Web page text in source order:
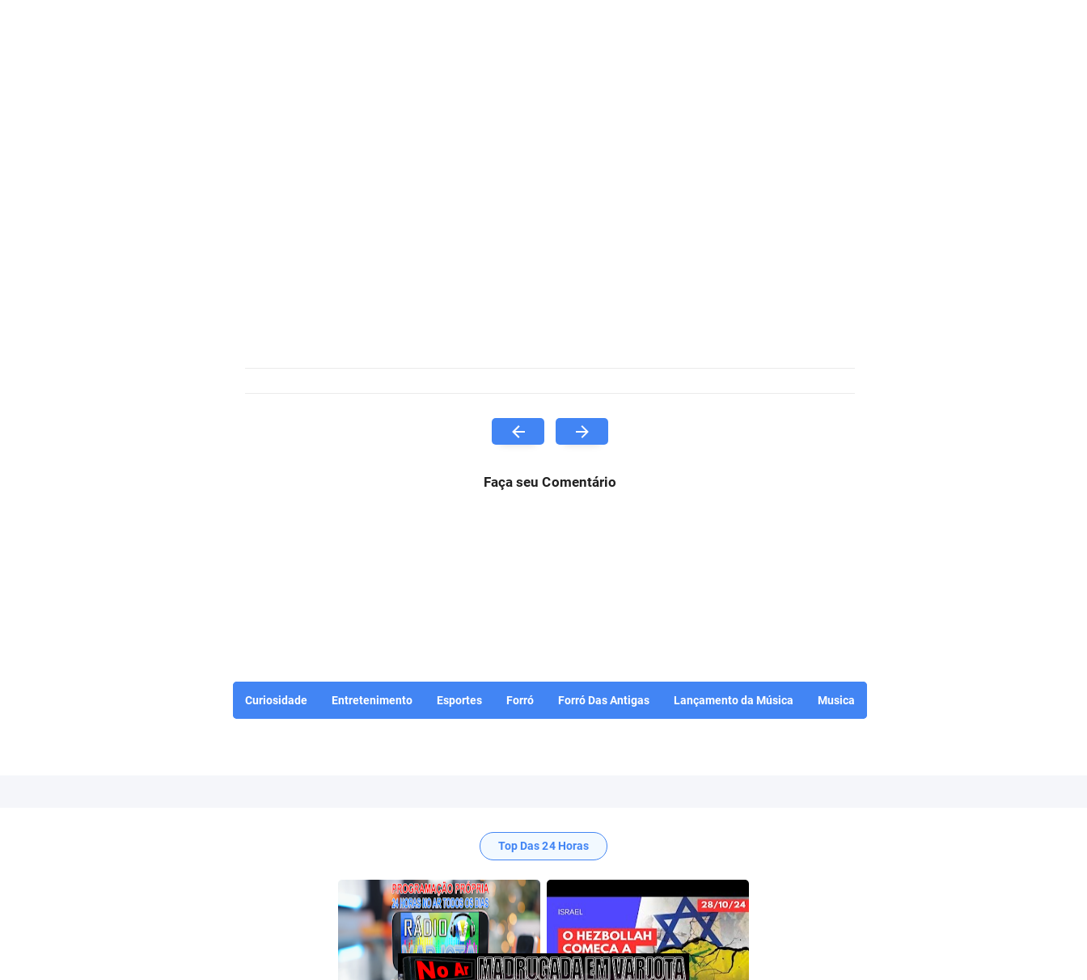
Faça seu Comentário
Curiosidade Entretenimento Esportes Forró Forró Das Antigas Lançamento da Música Musica
Top Das 24 Horas